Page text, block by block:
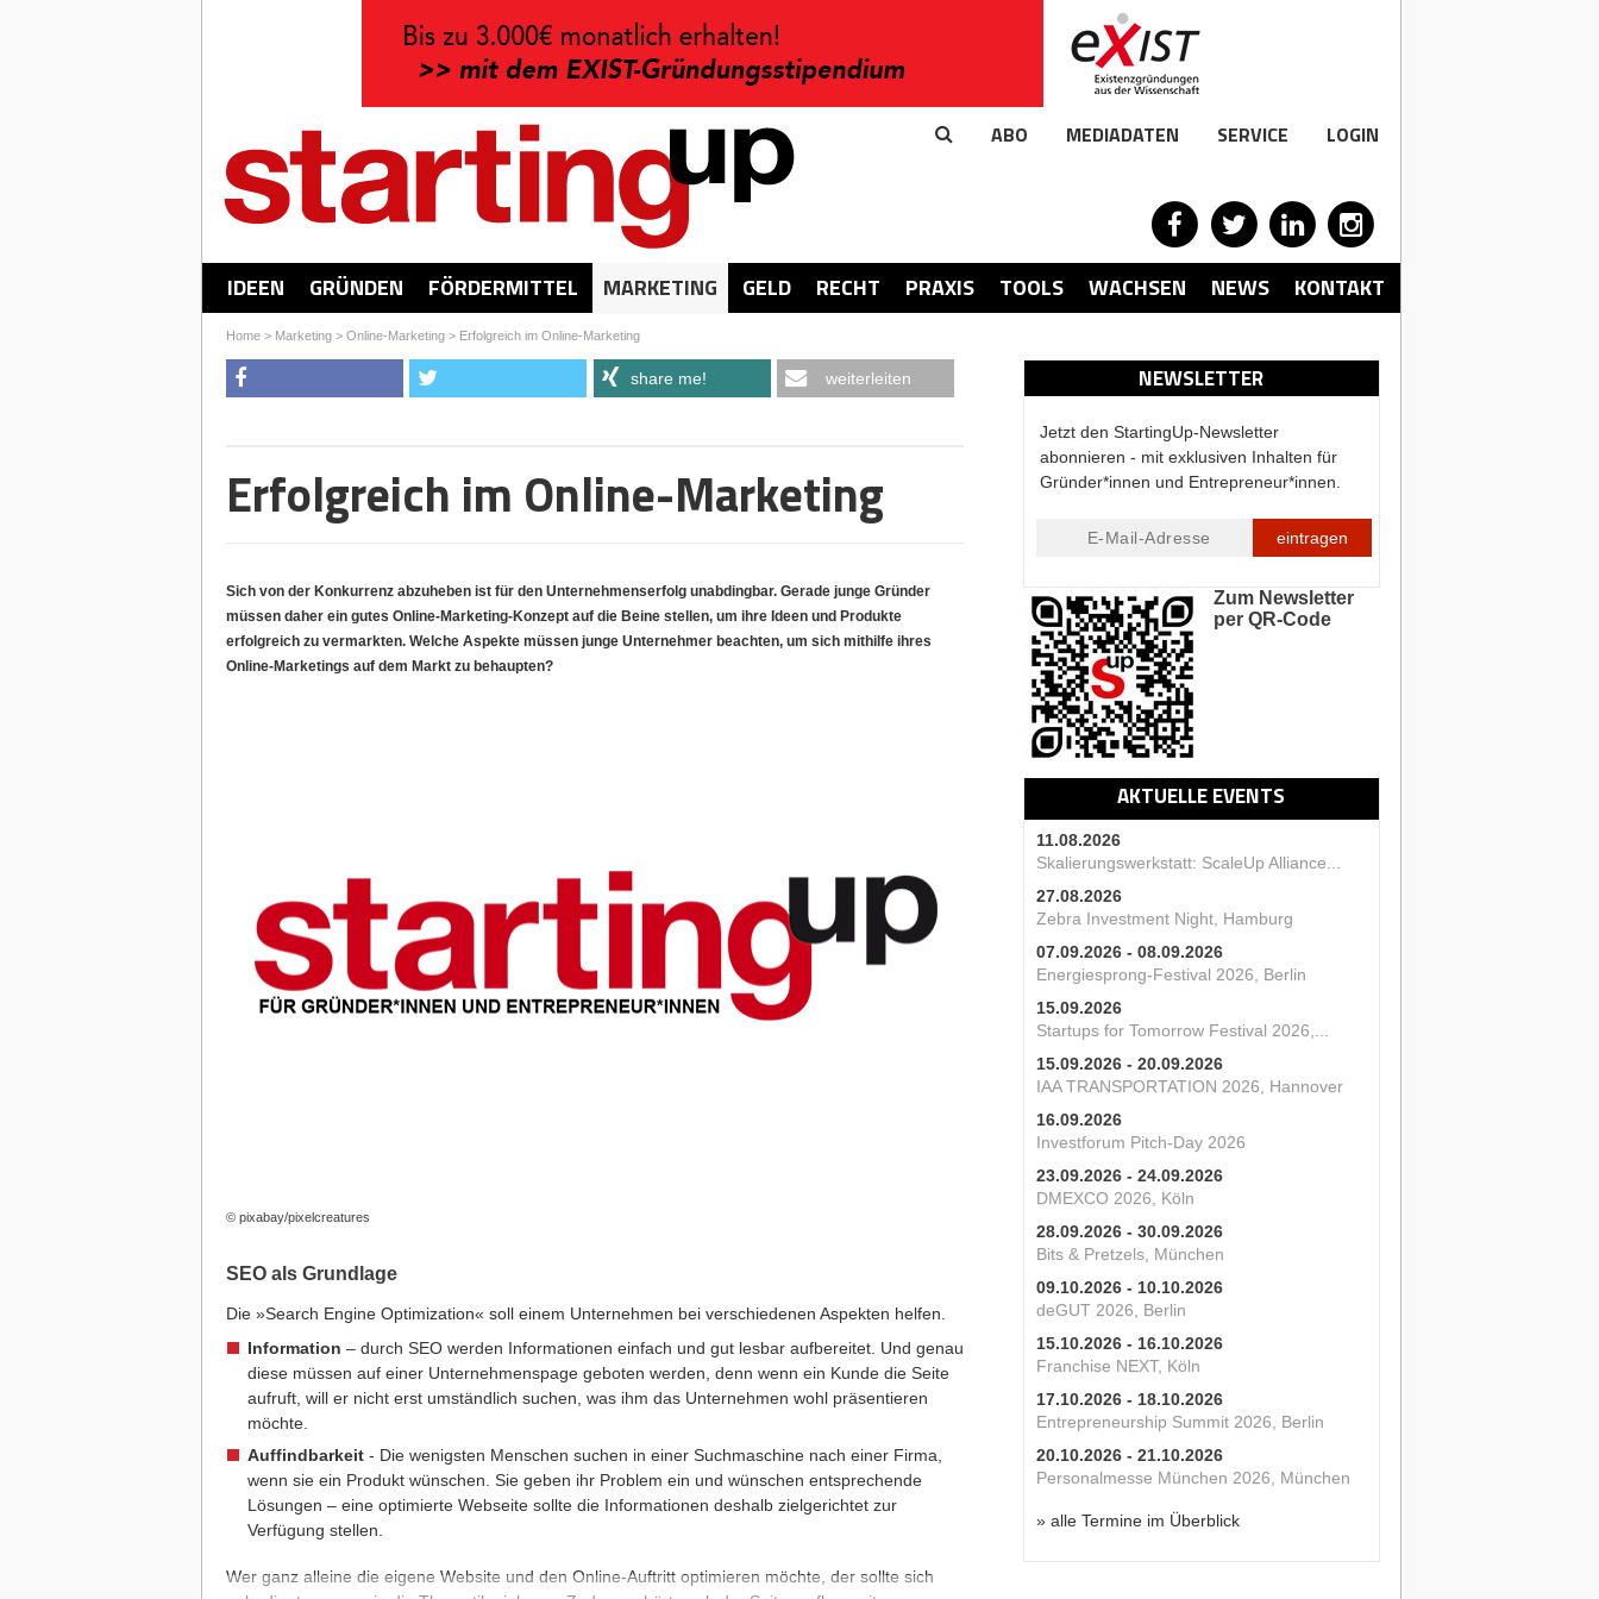
ABO MEDIADATEN SERVICE LOGIN
IDEEN GRÜNDEN FÖRDERMITTEL MARKETING GELD RECHT PRAXIS TOOLS WACHSEN NEWS KONTAKT
Home> Marketing> Online-Marketing> Erfolgreich im Online-Marketing
NEWSLETTER
Jetzt den StartingUp-Newsletter
abonnieren - mit exklusiven Inhalten für
Gründer*innen und Entrepreneur*innen.
eintragen
Zum Newsletter
per QR-Code
AKTUELLE EVENTS
11.08.2026
Skalierungswerkstatt: ScaleUp Alliance...
27.08.2026
Zebra Investment Night, Hamburg
07.09.2026 - 08.09.2026
Energiesprong-Festival 2026, Berlin
15.09.2026
Startups for Tomorrow Festival 2026,...
15.09.2026 - 20.09.2026
IAA TRANSPORTATION 2026, Hannover
16.09.2026
Investforum Pitch-Day 2026
23.09.2026 - 24.09.2026
DMEXCO 2026, Köln
28.09.2026 - 30.09.2026
Bits & Pretzels, München
09.10.2026 - 10.10.2026
deGUT 2026, Berlin
15.10.2026 - 16.10.2026
Franchise NEXT, Köln
17.10.2026 - 18.10.2026
Entrepreneurship Summit 2026, Berlin
20.10.2026 - 21.10.2026
Personalmesse München 2026, München
» alle Termine im Überblick
share me! weiterleiten
Erfolgreich im Online-Marketing
Sich von der Konkurrenz abzuheben ist für den Unternehmenserfolg unabdingbar. Gerade junge Gründer
müssen daher ein gutes Online-Marketing-Konzept auf die Beine stellen, um ihre Ideen und Produkte
erfolgreich zu vermarkten. Welche Aspekte müssen junge Unternehmer beachten, um sich mithilfe ihres
Online-Marketings auf dem Markt zu behaupten?
© pixabay/pixelcreatures
SEO als Grundlage
Die »Search Engine Optimization« soll einem Unternehmen bei verschiedenen Aspekten helfen.
Information – durch SEO werden Informationen einfach und gut lesbar aufbereitet. Und genau
diese müssen auf einer Unternehmenspage geboten werden, denn wenn ein Kunde die Seite
aufruft, will er nicht erst umständlich suchen, was ihm das Unternehmen wohl präsentieren
möchte.
Auffindbarkeit- Die wenigsten Menschen suchen in einer Suchmaschine nach einer Firma,
wenn sie ein Produkt wünschen. Sie geben ihr Problem ein und wünschen entsprechende
Lösungen – eine optimierte Webseite sollte die Informationen deshalb zielgerichtet zur
Verfügung stellen.
Wer ganz alleine die eigene Website und den Online-Auftritt optimieren möchte, der sollte sich